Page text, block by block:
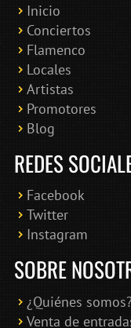
Inicio
Conciertos
Flamenco
Locales
Artistas
Promotores
Blog
REDES
Facebook
Twitter
Instagram
SOBRE
¿Quiénes somos?
Venta de